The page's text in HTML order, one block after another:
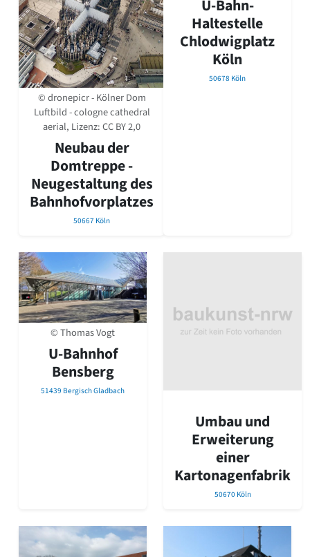
David Chipperfield
Harald Deilmann
Gottfried Böhm
Schneider von Esleben
Peter Behrens
Auszeichnung vorbildlicher Bauten NRW 2020
Big Beautiful Buildings (Großbauten der Nachkriegszeit)
Epochen
Gesamtübersicht...
Gegenwart
Postmoderne
1950er-70er Jahre
Moderne
Reformarchitektur
Klassizismus
Barock
Renaissance
Gotik
Romanik
Vorromanik
Römische Antike
Über baukunst-nrw
© dronepicr - Kölner Dom
Luftbild - cologne cathedral
aerial, Lizenz:CC BY 2,0
Neubau der
Domtreppe -
Neugestaltung des
Bahnhofvorplatzes
50667 Köln
U-Bahn-
Haltestelle
Chlodwigplatz
Köln
50678 Köln
© Thomas Vogt
U-Bahnhof
Bensberg
51439 Bergisch Gladbach
Umbau und
Erweiterung
einer
Kartonagenfabrik
50670 Köln